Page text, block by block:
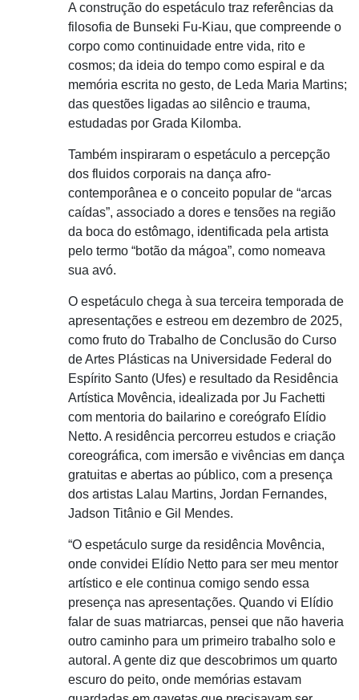
A construção do espetáculo traz referências da
filosofia de Bunseki Fu-Kiau, que compreende o
corpo como continuidade entre vida, rito e
cosmos; da ideia do tempo como espiral e da
memória escrita no gesto, de Leda Maria Martins;
das questões ligadas ao silêncio e trauma,
estudadas por Grada Kilomba.
Também inspiraram o espetáculo a percepção
dos fluidos corporais na dança afro-
contemporânea e o conceito popular de “arcas
caídas”, associado a dores e tensões na região
da boca do estômago, identificada pela artista
pelo termo “botão da mágoa”, como nomeava
sua avó.
O espetáculo chega à sua terceira temporada de
apresentações e estreou em dezembro de 2025,
como fruto do Trabalho de Conclusão do Curso
de Artes Plásticas na Universidade Federal do
Espírito Santo (Ufes) e resultado da Residência
Artística Movência, idealizada por Ju Fachetti
com mentoria do bailarino e coreógrafo Elídio
Netto. A residência percorreu estudos e criação
coreográfica, com imersão e vivências em dança
gratuitas e abertas ao público, com a presença
dos artistas Lalau Martins, Jordan Fernandes,
Jadson Titânio e Gil Mendes.
“O espetáculo surge da residência Movência,
onde convidei Elídio Netto para ser meu mentor
artístico e ele continua comigo sendo essa
presença nas apresentações. Quando vi Elídio
falar de suas matriarcas, pensei que não haveria
outro caminho para um primeiro trabalho solo e
autoral. A gente diz que descobrimos um quarto
escuro do peito, onde memórias estavam